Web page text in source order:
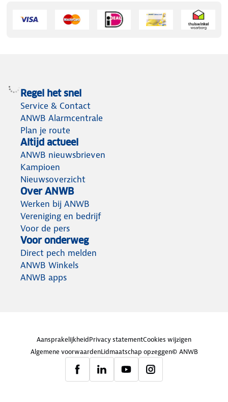
Regel het snel
Service & Contact
ANWB Alarmcentrale
Plan je route
Altijd actueel
ANWB nieuwsbrieven
Kampioen
Nieuwsoverzicht
Over ANWB
Werken bij ANWB
Vereniging en bedrijf
Voor de pers
Voor onderweg
Direct pech melden
ANWB Winkels
ANWB apps
AansprakelijkheidPrivacy statementCookies wijzigen
Algemene voorwaardenLidmaatschap opzeggen© ANWB